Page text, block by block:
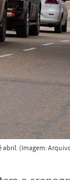
abril. (Imagem: